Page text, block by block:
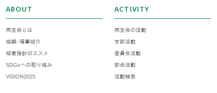
ABOUT ACTIVITY
同友会とは
同友会の活動
組織･理事紹介
支部活動
経営指針のススメ
委員会活動
SDGsへの取り組み
部会活動
VISION2025
活動検索